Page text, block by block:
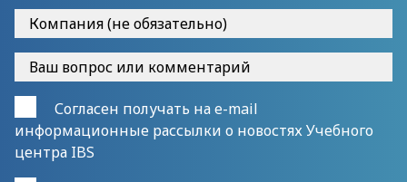
Согласен получать на e-mail
информационные рассылки о новостях Учебного
центра IBS